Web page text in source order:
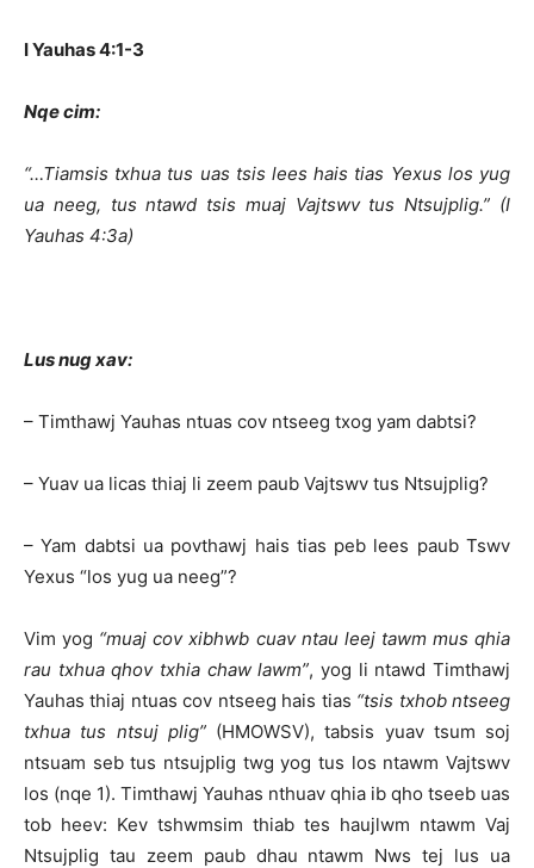
I Yauhas 4:1-3
Nqe cim:
“…Tiamsis txhua tus uas tsis lees hais tias Yexus los yug
ua neeg, tus ntawd tsis muaj Vajtswv tus Ntsujplig.” (I
Yauhas 4:3a)
Lus nug xav:
– Timthawj Yauhas ntuas cov ntseeg txog yam dabtsi?
– Yuav ua licas thiaj li zeem paub Vajtswv tus Ntsujplig?
– Yam dabtsi ua povthawj hais tias peb lees paub Tswv
Yexus “los yug ua neeg”?
Vim yog “muaj cov xibhwb cuav ntau leej tawm mus qhia
rau txhua qhov txhia chaw lawm”, yog li ntawd Timthawj
Yauhas thiaj ntuas cov ntseeg hais tias “tsis txhob ntseeg
txhua tus ntsuj plig” (HMOWSV), tabsis yuav tsum soj
ntsuam seb tus ntsujplig twg yog tus los ntawm Vajtswv
los (nqe 1). Timthawj Yauhas nthuav qhia ib qho tseeb uas
tob heev: Kev tshwmsim thiab tes haujlwm ntawm Vaj
Ntsujplig tau zeem paub dhau ntawm Nws tej lus ua